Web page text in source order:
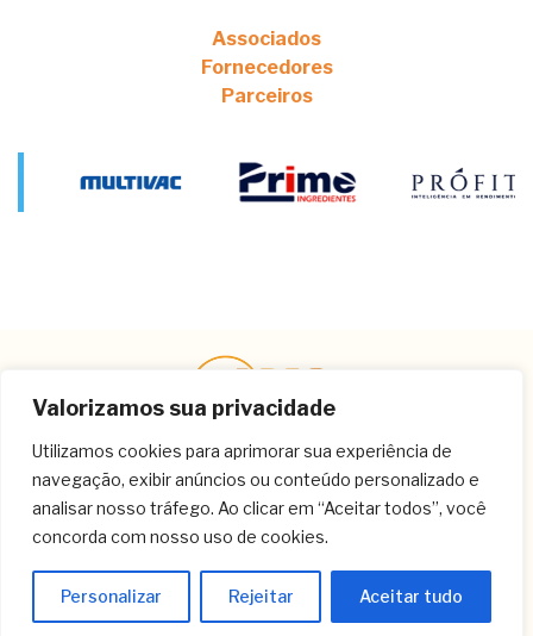
Valorizamos sua privacidade
Utilizamos cookies para aprimorar sua experiência de
navegação, exibir anúncios ou conteúdo personalizado e
analisar nosso tráfego. Ao clicar em “Aceitar todos”, você
concorda com nosso uso de cookies.
Personalizar Rejeitar Aceitar tudo
Associados
Fornecedores
Parceiros
Contato
(11) 3259-8266